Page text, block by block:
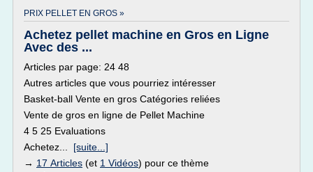
PRIX PELLET EN GROS »
Achetez pellet machine en Gros en Ligne
Avec des ...
Articles par page: 24 48
Autres articles que vous pourriez intéresser
Basket-ball Vente en gros Catégories reliées
Vente de gros en ligne de Pellet Machine
4 5 25 Evaluations
Achetez... [suite...]
→ 17 Articles (et 1 Vidéos) pour ce thème